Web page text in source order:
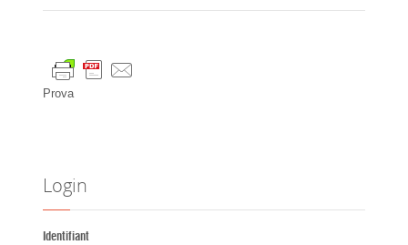
Prova
Login
Identifiant